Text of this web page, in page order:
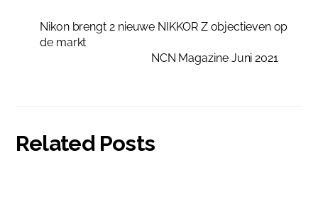
Nikon brengt 2 nieuwe NIKKOR Z objectieven op
de markt
NCN Magazine Juni 2021
Related Posts